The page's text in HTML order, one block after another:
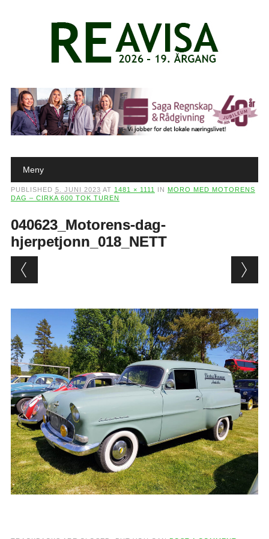
Main menu
Meny
PUBLISHED 5. JUNI 2023 AT 1481 × 1111 IN MORO MED MOTORENS
DAG – CIRKA 600 TOK TUREN
040623_Motorens-dag-
hjerpetjonn_018_NETT